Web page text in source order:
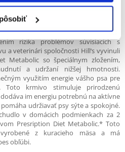
dopad na kvalitu života vášho psa
hmotnosť dokáže skrátiť čas hrania,
zdravotný stav počas celého jeho
môže pomôcť ovplyvniť
rizika problémov súvisiacich s
a veterinári spoločnosti Hill‘s vyvinuli
Metabolic so špeciálnym zložením,
a udržaní nižšej hmotnosti.
využitím energie vášho psa pre
Toto krmivo stimuluje prirodzenú
im energiu potrebnú na aktívne
udržiavať psy sýte a spokojné.
v domácich podmienkach za 2
Presription Diet Metabolic.* Toto
z kuracieho mäsa a má
obľúbi.